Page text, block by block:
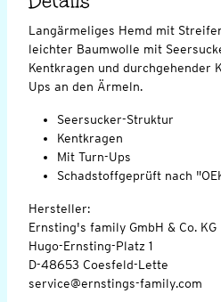
Langärmeliges Hemd mit
leichter Baumwolle mit
Kentkragen und durchgehender
Ups an den Ärmeln.
Seersucker-Struktur
Kentkragen
Mit Turn-Ups
Schadstoffgeprüft nach
Hersteller:
Ernsting's family GmbH & Co. KG
Hugo-Ernsting-Platz 1
D-48653 Coesfeld-Lette
service@ernstings-family.com